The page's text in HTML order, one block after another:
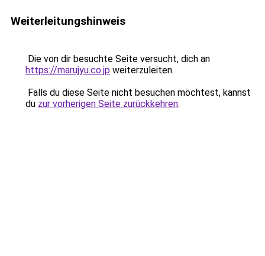
Weiterleitungshinweis
Die von dir besuchte Seite versucht, dich an
https://marujyu.co.jp weiterzuleiten.
Falls du diese Seite nicht besuchen möchtest, kannst
du zur vorherigen Seite zurückkehren.